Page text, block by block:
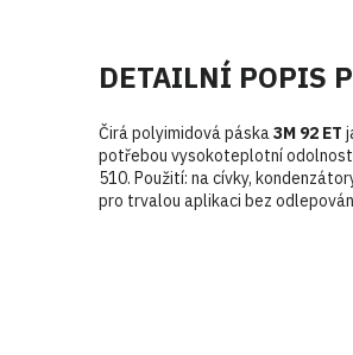
DETAILNÍ POPIS
Čirá polyimidová páska3M 92 ET
potřebou vysokoteplotní
510. Použití: na cívky,
pro trvalou aplikaci bez